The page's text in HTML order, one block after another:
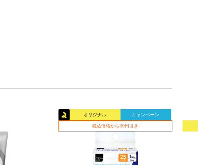
オリジナル キャンペーン
税込価格から30円引き